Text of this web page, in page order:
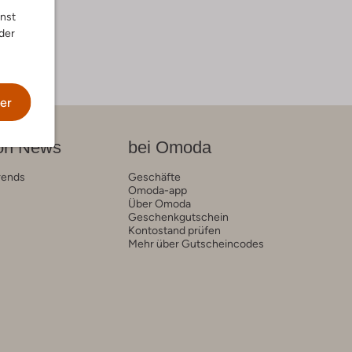
News bei Omoda
Geschäfte
Omoda-app
Über Omoda
Geschenkgutschein
Kontostand prüfen
Mehr über Gutscheincodes